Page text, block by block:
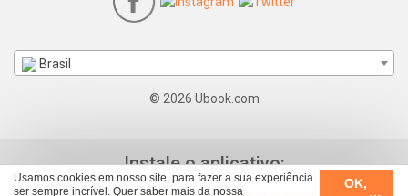
Usamos cookies em nosso site, para fazer a sua experiência
ser sempre incrível. Quer saber mais da nossa
OK,
Brasil
© 2026 Ubook.com
Instale o aplicativo: